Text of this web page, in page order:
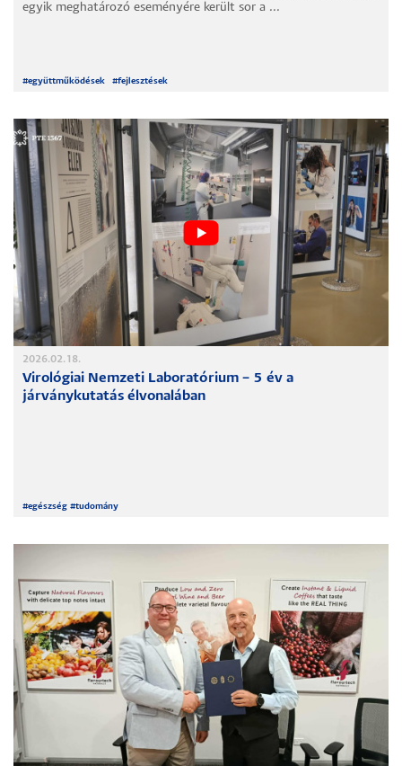
egyik meghatározó eseményére került sor a ...
#együttműködések #fejlesztések
2026.02.18.
Virológiai Nemzeti Laboratórium – 5 év a
járványkutatás élvonalában
#egészség #tudomány